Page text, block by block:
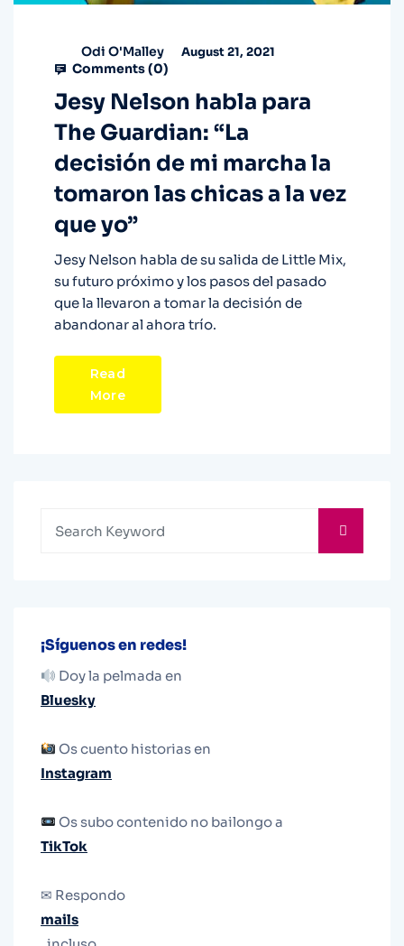
Odi O'Malley August 21, 2021
Comments (0)
Jesy Nelson habla para
The Guardian: “La
decisión de mi marcha la
tomaron las chicas a la vez
que yo”
Jesy Nelson habla de su salida de Little Mix,
su futuro próximo y los pasos del pasado
que la llevaron a tomar la decisión de
abandonar al ahora trío.
Read
More
¡Síguenos en redes!
Doy la pelmada en
Bluesky
Os cuento historias en
Instagram
Os subo contenido no bailongo a
TikTok
✉ Respondo
mails